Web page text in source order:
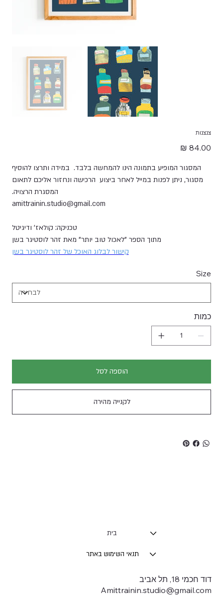
צנצנות
מחיר
המסגור המופיע בתמונה הינו להמחשה בלבד. במידה ותרצו להוסיף
מסגור, ניתן לפנות במייל לאחר ביצוע הרכישה ונחזור אליכם לתאום
המסגרת הרצויה.
amittrainin.studio@gmail.com
טכניקה: קולאז' ודיגיטל
מתוך הספר "לאכול טוב יותר" מאת זהר לוסטיגר בשן
קישור לבלוג האוכל של זהר לוסטיגר בשן
Size
כמות
הוספה לסל
לקנייה מהירה
בית
תנאי השימוש באתר
דוד חכמי 18, תל אביב
Amittrainin.studio@gmail.com